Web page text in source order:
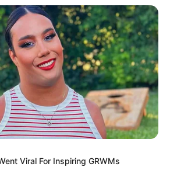
EN ALERTA
todas las noticias que le
Para estar bien informado, por
active las notificaciones de Alerta.
Viral For Inspiring GRWMs